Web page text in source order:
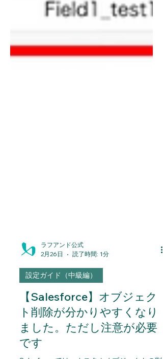
2月26日
読了時間: 1分
設定ガイド（中級編）
【Salesforce】オブジェク
ト削除が分かりやすくなり
ました。ただし注意が必要